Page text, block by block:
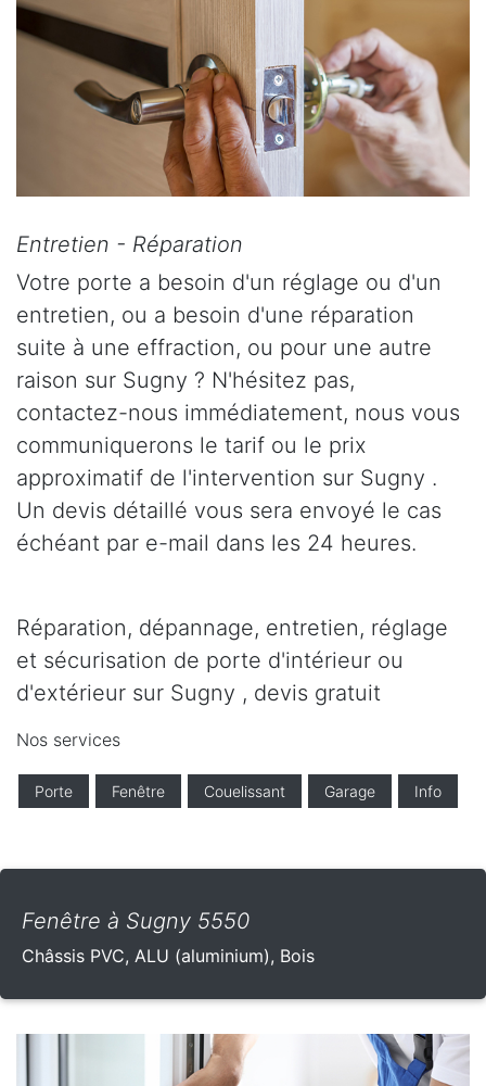
Entretien - Réparation
Votre porte a besoin d'un réglage ou d'un
entretien, ou a besoin d'une réparation
suite à une effraction, ou pour une autre
raison sur Sugny ? N'hésitez pas,
contactez-nous immédiatement, nous vous
communiquerons le tarif ou le prix
approximatif de l'intervention sur Sugny .
Un devis détaillé vous sera envoyé le cas
échéant par e-mail dans les 24 heures.
Réparation, dépannage, entretien, réglage
et sécurisation de porte d'intérieur ou
d'extérieur sur Sugny , devis gratuit
Nos services
Porte Fenêtre Couelissant Garage Info
Fenêtre à Sugny 5550
Châssis PVC, ALU (aluminium), Bois